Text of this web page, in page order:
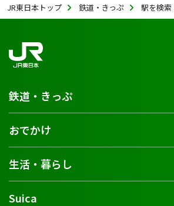
JR東日本トップ 鉄道・きっぷ 駅を検索
鉄道・きっぷ
おでかけ
生活・暮らし
Suica